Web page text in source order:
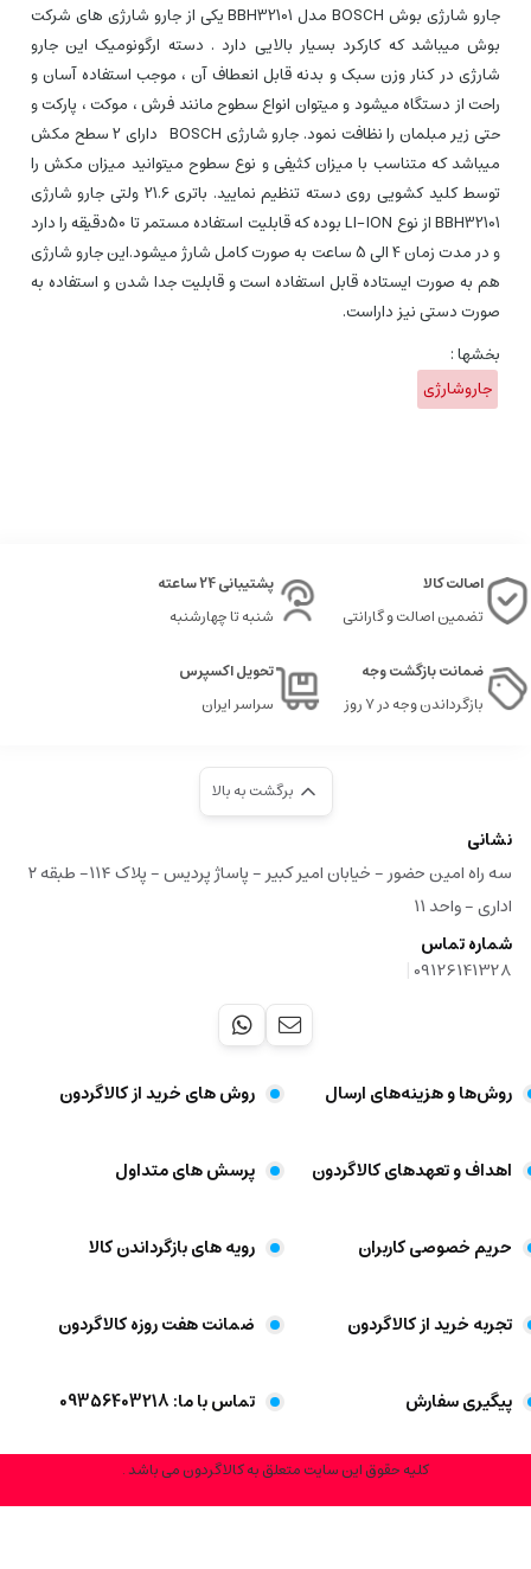
جارو شارژی بوش BOSCH مدل BBH32101 یکی از جارو شارژی های شرکت
بوش میباشد که کارکرد بسیار بالایی دارد . دسته ارگونومیک این جارو
شارژی در کنار وزن سبک و بدنه قابل انعطاف آن ، موجب استفاده آسان و
راحت از دستگاه میشود و میتوان انواع سطوح مانند فرش ، موکت ، پارکت و
حتی زیر مبلمان را نظافت نمود. جارو شارژی BOSCH دارای 2 سطح مکش
میباشد که متناسب با میزان کثیفی و نوع سطوح میتوانید میزان مکش را
توسط کلید کشویی روی دسته تنظیم نمایید. باتری 21.6 ولتی جارو شارژی
BBH32101 از نوع LI-ION بوده که قابلیت استفاده مستمر تا 50دقیقه را دارد
و در مدت زمان 4 الی 5 ساعت به صورت کامل شارژ میشود.این جارو شارژی
هم به صورت ایستاده قابل استفاده است و قابلیت جدا شدن و استفاده به
صورت دستی نیز داراست.
بخشها :
جاروشارژی
اصالت کالا
تضمین اصالت و گارانتی
پشتیبانی 24 ساعته
شنبه تا چهارشنبه
ضمانت بازگشت وجه
بازگرداندن وجه در ۷ روز
تحویل اکسپرس
سراسر ایران
برگشت به بالا
نشانی
سه راه امین حضور - خیابان امیر کبیر - پاساژ پردیس - پلاک ۱۱۴- طبقه ۲
اداری - واحد ۱۱
شماره تماس
09126141328
|
روش‌ها و هزینه‌های ارسال روش های خرید از کالاگردون
اهداف و تعهد‌های کالاگردون پرسش های متداول
حریم خصوصی کاربران رویه های بازگرداندن کالا
تجربه خرید از کالاگردون ضمانت هفت روزه کالاگردون
پیگیری سفارش تماس با ما: 09356403218
کلیه حقوق این سایت متعلق به کالاگردون می باشد .